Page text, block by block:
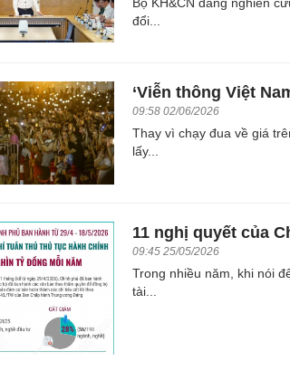
đổi...
‘Viễn thông Việt
09:58 02/06/2026
Thay vì chạy đua về giá
lấy...
11 nghị quyết của
09:45 25/05/2026
Trong nhiều năm, khi nói
tài...